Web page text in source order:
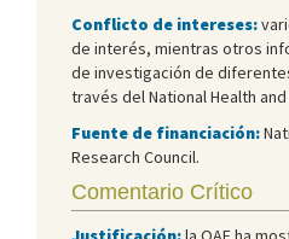
Conflicto de intereses:
de interés, mientras otros
de investigación de
través del National Health
Fuente de financiación:
Research Council.
Comentario Crítico